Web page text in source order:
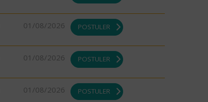
01/08/2026 POSTULER
01/08/2026 POSTULER
01/08/2026 POSTULER